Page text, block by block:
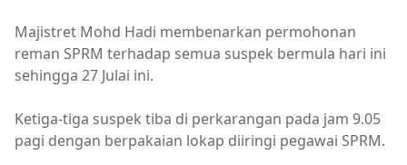
Majistret Mohd Hadi membenarkan permohonan
reman SPRM terhadap semua suspek bermula hari ini
sehingga 27 Julai ini.
Ketiga-tiga suspek tiba di perkarangan pada jam 9.05
pagi dengan berpakaian lokap diiringi pegawai SPRM.